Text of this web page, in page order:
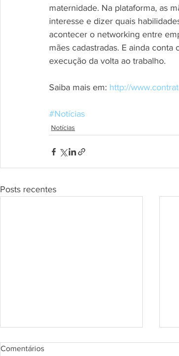
maternidade. Na plataforma, as
interesse e dizer quais
acontecer o networking entre
mães cadastradas. E ainda
execução da volta ao trabalho.
Saiba mais em: http://
#Notícias
Notícias
Posts recentes
Comentários